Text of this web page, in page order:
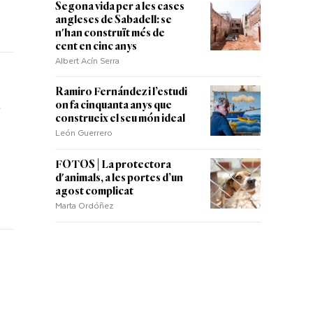
Segona vida per a les cases
angleses de Sabadell: se
n'han construït més de
cent en cinc anys
Albert Acín Serra
Ramiro Fernández i l’estudi
on fa cinquanta anys que
construeix el seu món ideal
León Guerrero
FOTOS | La protectora
d'animals, a les portes d’un
agost complicat
Marta Ordóñez